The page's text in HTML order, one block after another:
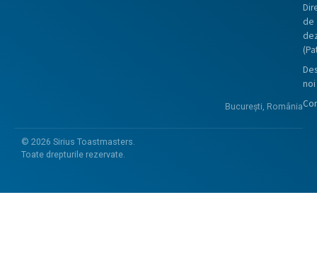
de
noi
© 2026 Sirius Toastmasters.
Toate drepturile rezervate.
București, România